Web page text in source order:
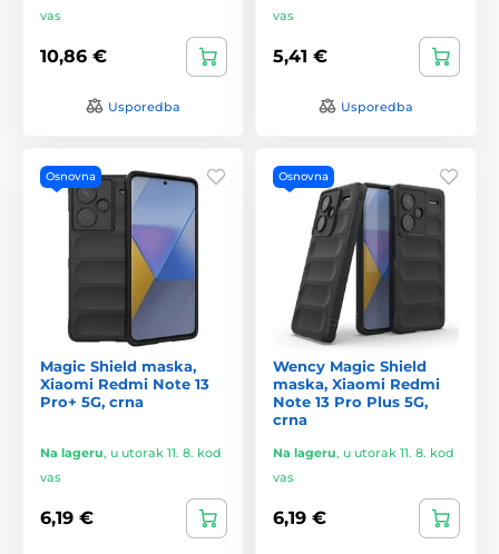
vas
10,86 €
Usporedba
vas
5,41 €
Usporedba
Osnovna
Magic Shield maska,
Xiaomi Redmi Note 13
Pro+ 5G, crna
Na lageru, u utorak 11. 8. kod
vas
6,19 €
Osnovna
Wency Magic Shield
maska, Xiaomi Redmi
Note 13 Pro Plus 5G,
crna
Na lageru, u utorak 11. 8. kod
vas
6,19 €